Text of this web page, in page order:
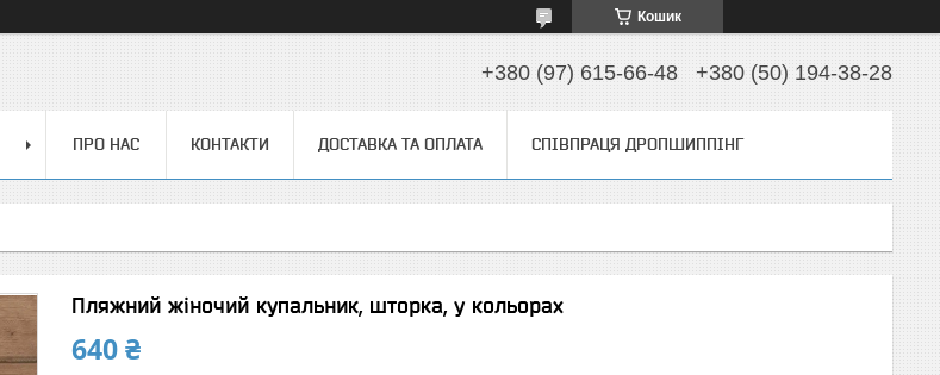
Кошик
+380 (97) 615-66-48 +380 (50) 194-38-28
ПРО НАС КОНТАКТИ ДОСТАВКА ТА ОПЛАТА СПІВПРАЦЯ ДРОПШИППІНГ
Пляжний жіночий купальник, шторка, у кольорах
640 ₴